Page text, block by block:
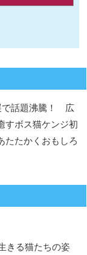
で話題沸騰！ 広
すボス猫ケンジ初
たたかくおもしろ
きる猫たちの姿